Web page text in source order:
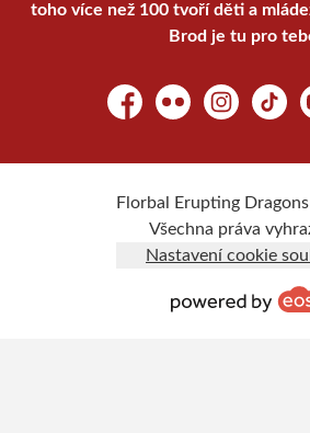
toho více než 100 tvoří děti a
Brod je tu pro
FacebookFlickr Instagram
TikTok
Florbal Erupting
Všechna práva
Nastavení cookie